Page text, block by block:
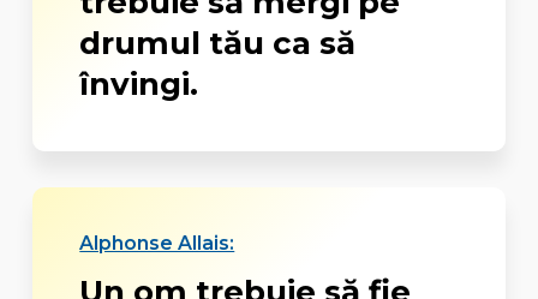
drumul tău ca să
învingi.
Alphonse Allais: